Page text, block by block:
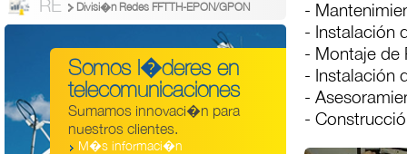
RE Divisi�n Redes FFTTH-EPON/GPON
Somos l�deres en
telecomunicaciones
Sumamos innovaci�n para
nuestros clientes.
M�s informaci�n
-
- Instalación
- Montaje de
- Instalación
-
-